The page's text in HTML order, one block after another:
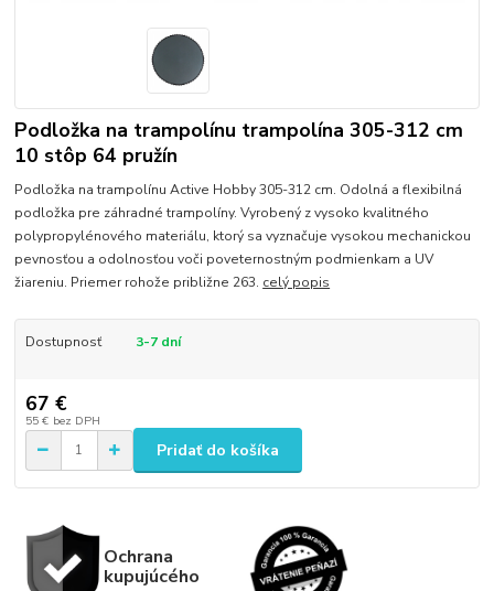
Podložka na trampolínu trampolína 305-312 cm
10 stôp 64 pružín
Podložka na trampolínu Active Hobby 305-312 cm. Odolná a flexibilná
podložka pre záhradné trampolíny. Vyrobený z vysoko kvalitného
polypropylénového materiálu, ktorý sa vyznačuje vysokou mechanickou
pevnosťou a odolnosťou voči poveternostným podmienkam a UV
žiareniu. Priemer rohože približne 263. celý popis
Dostupnosť 3-7 dní
67 €
55 € bez DPH
Pridať do košíka
Ochrana
kupujúcého